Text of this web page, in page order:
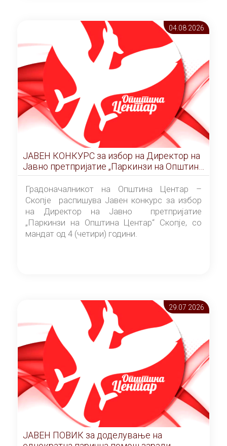
Скопје” број 9/2026), за времетраење од 3
(три) години од денот на потпишувањето на
Договорот за закуп со најповолниот
понудувач.
04.08 2026
ЈАВЕН КОНКУРС за избор на Директор на
Јавно претпријатие „Паркинзи на Општина
Центар“ – Скопје
Градоначалникот на Општина Центар –
Скопје распишува Јавен конкурс за избор
на Директор на Јавно претпријатие
„Паркинзи на Општина Центар“ Скопје, со
мандат од 4 (четири) години.
29.07 2026
ЈАВЕН ПОВИК за доделување на